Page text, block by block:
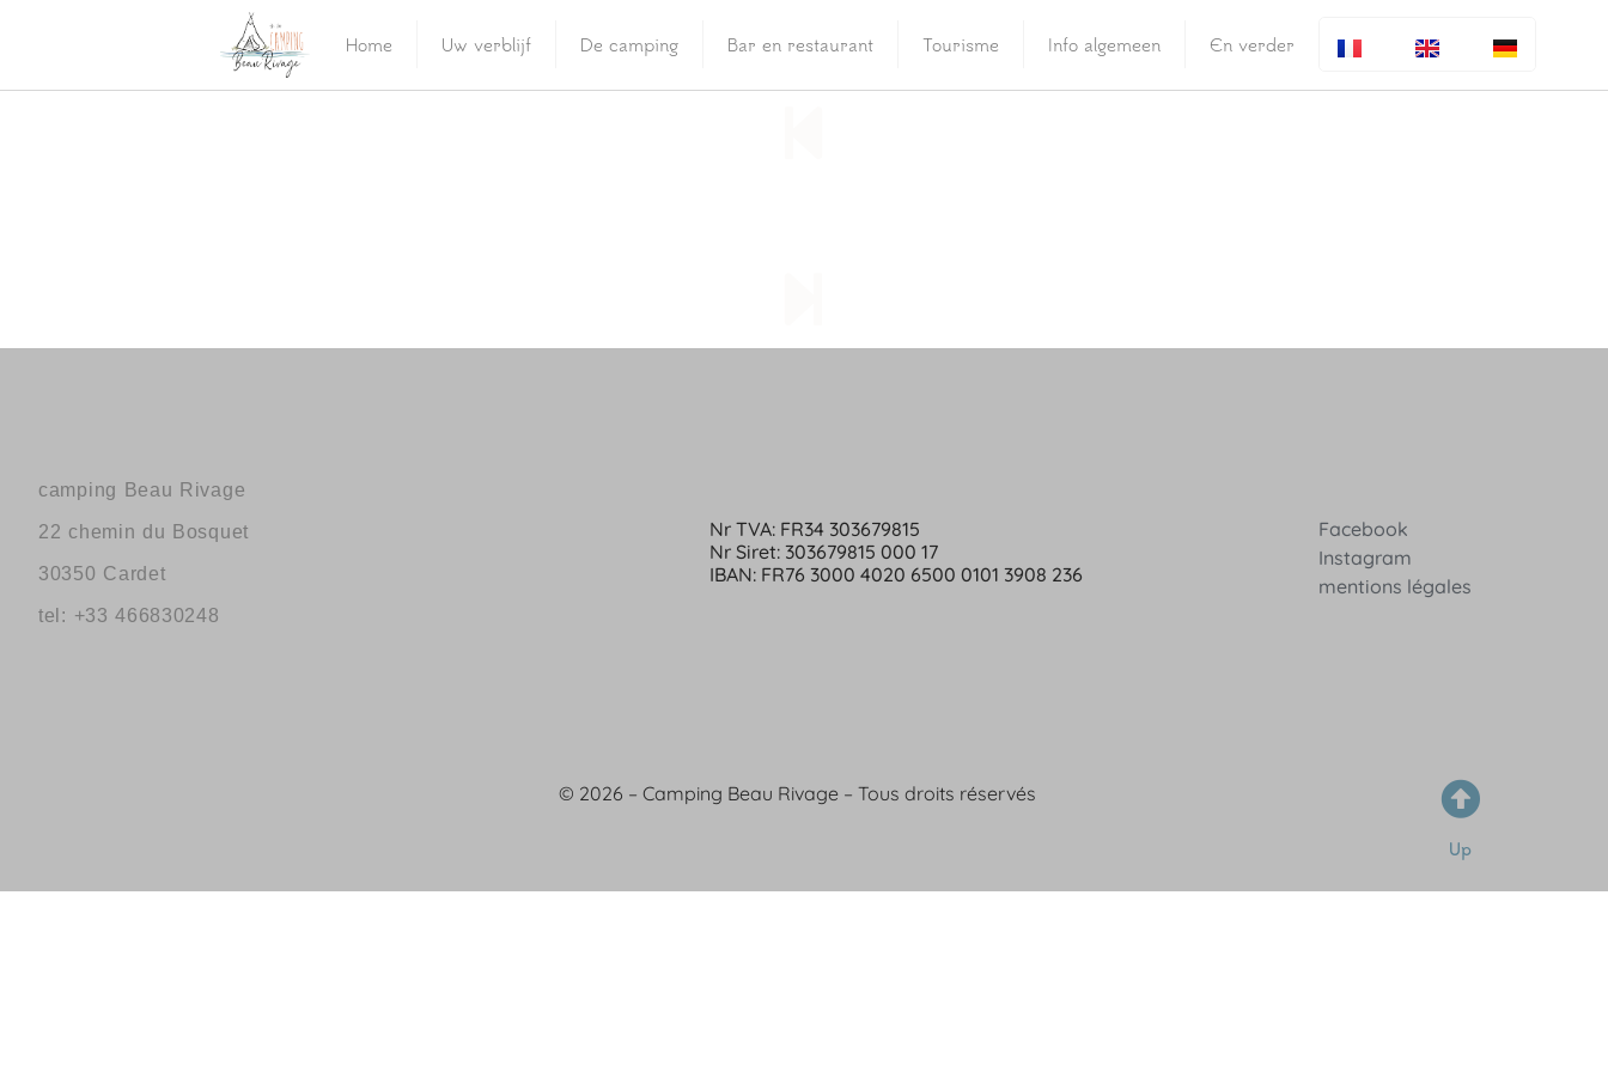
Home Uw verblijf De camping Bar en restaurant Tourisme Info algemeen En verder
camping Beau Rivage
22 chemin du Bosquet
30350 Cardet
tel: +33 466830248
Nr TVA: FR34 303679815
Nr Siret: 303679815 000 17
IBAN: FR76 3000 4020 6500 0101 3908 236
Facebook
Instagram
mentions légales
© 2026 – Camping Beau Rivage – Tous droits réservés
Up